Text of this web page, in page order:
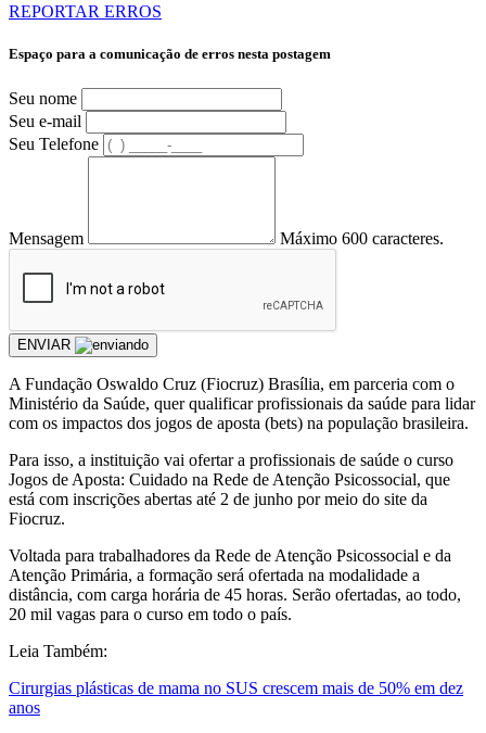
REPORTAR ERROS
Espaço para a comunicação de erros nesta postagem
Seu nome
Seu e-mail
Seu Telefone
Mensagem Máximo 600 caracteres.
ENVIAR
A Fundação Oswaldo Cruz (Fiocruz) Brasília, em parceria com o
Ministério da Saúde, quer qualificar profissionais da saúde para lidar
com os impactos dos jogos de aposta (bets) na população brasileira.
Para isso, a instituição vai ofertar a profissionais de saúde o curso
Jogos de Aposta: Cuidado na Rede de Atenção Psicossocial, que
está com inscrições abertas até 2 de junho por meio do site da
Fiocruz.
Voltada para trabalhadores da Rede de Atenção Psicossocial e da
Atenção Primária, a formação será ofertada na modalidade a
distância, com carga horária de 45 horas. Serão ofertadas, ao todo,
20 mil vagas para o curso em todo o país.
Leia Também:
Cirurgias plásticas de mama no SUS crescem mais de 50% em dez
anos